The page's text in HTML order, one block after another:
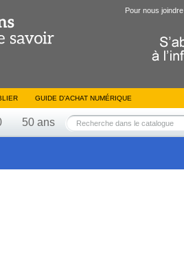
Pour nous joindre
GUIDE D’ACHAT NUMÉRIQUE
50 ans